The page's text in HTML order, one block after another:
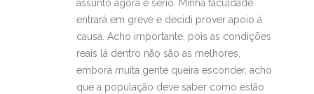
assunto agora é sério. Minha faculdade
entrará em greve e decidi prover apoio à
causa. Acho importante, pois as condições
reais lá dentro não são as melhores,
embora muita gente queira esconder, acho
que a população deve saber como estão